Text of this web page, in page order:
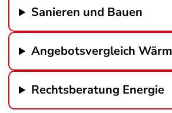
Sanieren und Bauen
Angebotsvergleich
Rechtsberatung Energie